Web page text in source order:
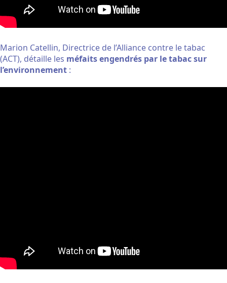
Marion Catellin, Directrice de l’Alliance contre le tabac
(ACT), détaille les méfaits engendrés par le tabac sur
l’environnement :